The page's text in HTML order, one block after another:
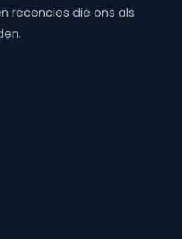
recencies die ons als